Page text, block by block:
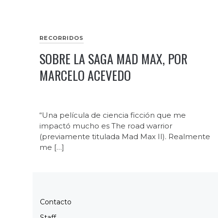
RECORRIDOS
SOBRE LA SAGA MAD MAX, POR
MARCELO ACEVEDO
“Una película de ciencia ficción que me
impactó mucho es The road warrior
(previamente titulada Mad Max II). Realmente
me […]
Contacto